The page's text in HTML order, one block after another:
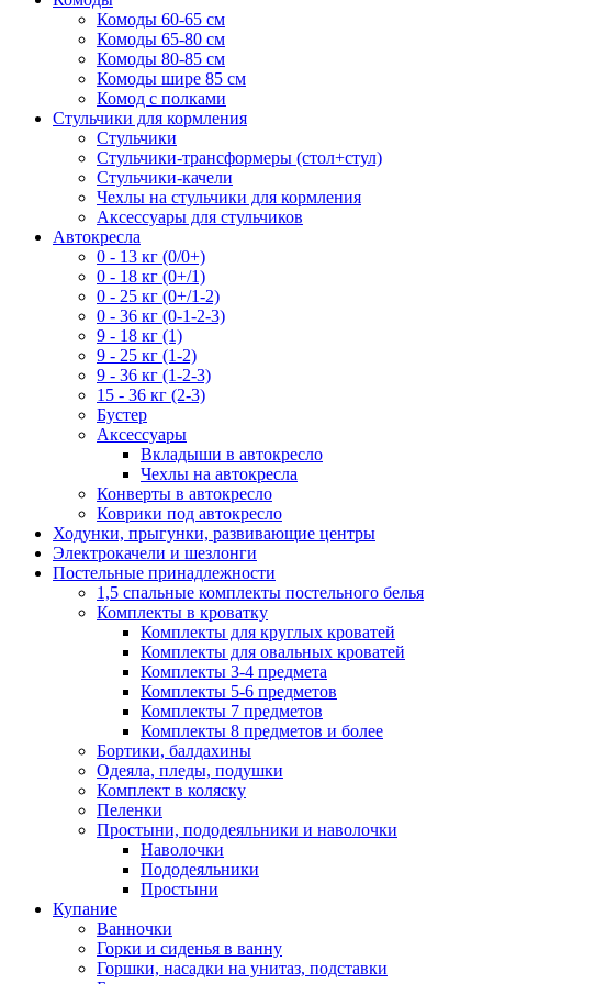
Комоды 60-65 см
Комоды 65-80 см
Комоды 80-85 см
Комоды шире 85 см
Комод с полками
Стульчики для кормления
Стульчики
Стульчики-трансформеры (стол+стул)
Стульчики-качели
Чехлы на стульчики для кормления
Аксессуары для стульчиков
Автокресла
0 - 13 кг (0/0+)
0 - 18 кг (0+/1)
0 - 25 кг (0+/1-2)
0 - 36 кг (0-1-2-3)
9 - 18 кг (1)
9 - 25 кг (1-2)
9 - 36 кг (1-2-3)
15 - 36 кг (2-3)
Бустер
Аксессуары
Вкладыши в автокресло
Чехлы на автокресла
Конверты в автокресло
Коврики под автокресло
Ходунки, прыгунки, развивающие центры
Электрокачели и шезлонги
Постельные принадлежности
1,5 спальные комплекты постельного белья
Комплекты в кроватку
Комплекты для круглых кроватей
Комплекты для овальных кроватей
Комплекты 3-4 предмета
Комплекты 5-6 предметов
Комплекты 7 предметов
Комплекты 8 предметов и более
Бортики, балдахины
Одеяла, пледы, подушки
Комплект в коляску
Пеленки
Простыни, пододеяльники и наволочки
Наволочки
Пододеяльники
Простыни
Купание
Ванночки
Горки и сиденья в ванну
Горшки, насадки на унитаз, подставки